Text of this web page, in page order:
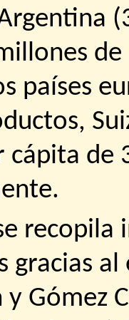
países
cápita de
gracias
Gómez